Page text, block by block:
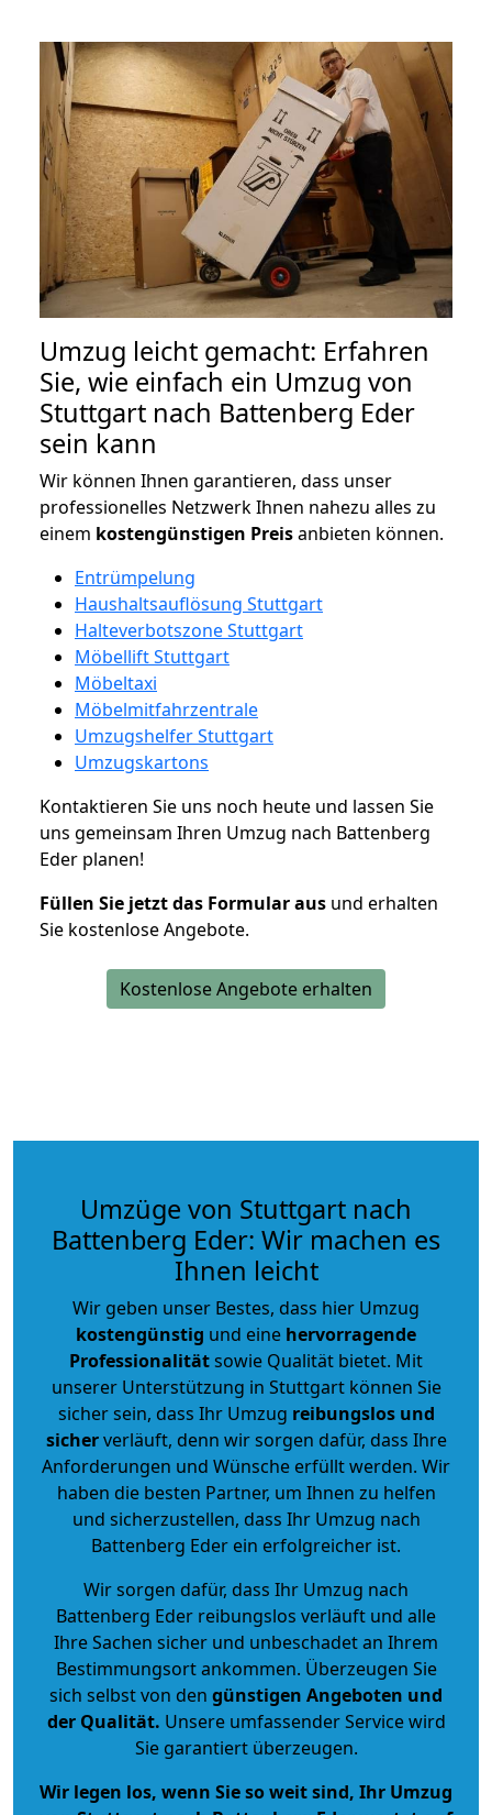
Umzug leicht gemacht: Erfahren
Sie, wie einfach ein Umzug von
Stuttgart nach Battenberg Eder
sein kann
Wir können Ihnen garantieren, dass unser
professionelles Netzwerk Ihnen nahezu alles zu
einem kostengünstigen Preisanbieten können.
Entrümpelung
Haushaltsauflösung Stuttgart
Halteverbotszone Stuttgart
Möbellift Stuttgart
Möbeltaxi
Möbelmitfahrzentrale
Umzugshelfer Stuttgart
Umzugskartons
Kontaktieren Sie uns noch heute und lassen Sie
uns gemeinsam Ihren Umzug nach Battenberg
Eder planen!
Füllen Sie jetzt das Formular aus und erhalten
Sie kostenlose Angebote.
Kostenlose Angebote erhalten
Umzüge von Stuttgart nach
Battenberg Eder: Wir machen es
Ihnen leicht
Wir geben unser Bestes, dass hier Umzug
kostengünstig und eine hervorragende
Professionalitätsowie Qualität bietet. Mit
unserer Unterstützung in Stuttgart können Sie
sicher sein, dass Ihr Umzug reibungslos und
sicherverläuft, denn wir sorgen dafür, dass Ihre
Anforderungen und Wünsche erfüllt werden. Wir
haben die besten Partner, um Ihnen zu helfen
und sicherzustellen, dass Ihr Umzug nach
Battenberg Eder ein erfolgreicher ist.
Wir sorgen dafür, dass Ihr Umzug nach
Battenberg Eder reibungslos verläuft und alle
Ihre Sachen sicher und unbeschadet an Ihrem
Bestimmungsort ankommen. Überzeugen Sie
sich selbst von den günstigen Angeboten und
der Qualität. Unsere umfassender Service wird
Sie garantiert überzeugen.
Wir legen los, wenn Sie so weit sind, Ihr Umzug